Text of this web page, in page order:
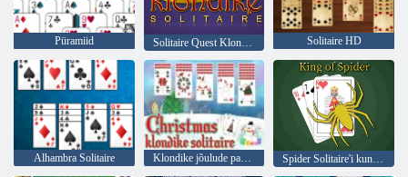
Püramiid Solitaire Quest Klondike Solitaire HD
Alhambra Solitaire Klondike jõulude pasjanss Spider Solitaire'i kuningas